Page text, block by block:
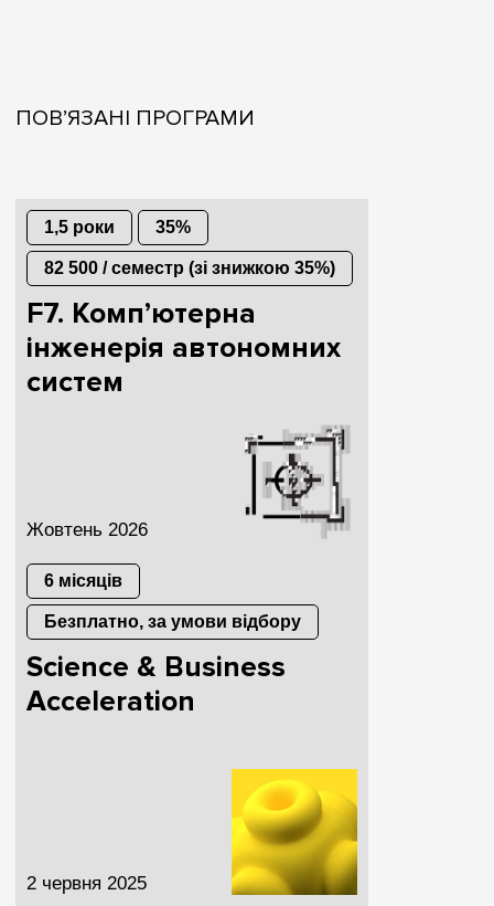
ПОВ’ЯЗАНІ ПРОГРАМИ
1,5 роки 35%
82 500 / семестр (зі знижкою 35%)
F7. Комп’ютерна
інженерія автономних
систем
Жовтень 2026
6 місяців
Безплатно, за умови відбору
Science & Business
Acceleration
2 червня 2025